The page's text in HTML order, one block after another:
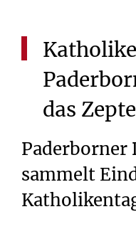
das
Paderborner
sammelt